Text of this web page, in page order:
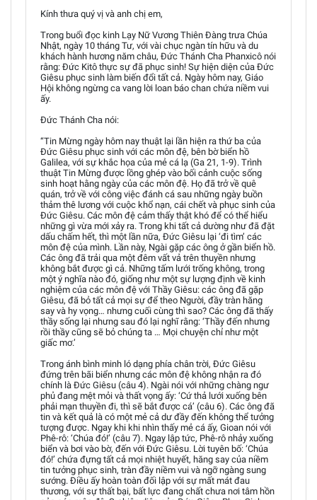
Kính thưa quý vị và anh chị em,
Trong buổi đọc kinh Lạy Nữ Vương Thiên Đàng trưa Chúa
Nhật, ngày 10 tháng Tư, với vài chục ngàn tín hữu và du
khách hành hương năm châu, Đức Thánh Cha Phanxicô nói
rằng: Đức Kitô thực sự đã phục sinh! Sự hiện diện của Đức
Giêsu phục sinh làm biến đổi tất cả. Ngày hôm nay, Giáo
Hội không ngừng ca vang lời loan báo chan chứa niềm vui
ấy.
Đức Thánh Cha nói:
“Tin Mừng ngày hôm nay thuật lại lần hiện ra thứ ba của
Đức Giêsu phục sinh với các môn đệ, bên bờ biển hồ
Galilea, với sự khắc họa của mẻ cá lạ (Ga 21, 1-9). Trình
thuật Tin Mừng được lồng ghép vào bối cảnh cuộc sống
sinh hoạt hằng ngày của các môn đệ. Họ đã trở về quê
quán, trở về với công việc đánh cá sau những ngày buồn
thảm thê lương với cuộc khổ nạn, cái chết và phục sinh của
Đức Giêsu. Các môn đệ cảm thấy thật khó để có thể hiểu
những gì vừa mới xảy ra. Trong khi tất cả dường như đã đặt
dấu chấm hết, thì một lần nữa, Đức Giêsu lại ‘đi tìm’ các
môn đệ của mình. Lần này, Ngài gặp các ông ở gần biển hồ.
Các ông đã trải qua một đêm vất vả trên thuyền nhưng
không bắt được gì cả. Những tấm lưới trống không, trong
một ý nghĩa nào đó, giống như một sự lượng định về kinh
nghiệm của các môn đệ với Thầy Giêsu: các ông đã gặp
Giêsu, đã bỏ tất cả mọi sự để theo Người, đầy tràn hăng
say và hy vọng… nhưng cuối cùng thì sao? Các ông đã thấy
thầy sống lại nhưng sau đó lại nghĩ rằng: ‘Thầy đến nhưng
rồi thầy cũng sẽ bỏ chúng ta … Mọi chuyện chỉ như một
giấc mơ.’
Trong ánh bình minh ló dạng phía chân trời, Đức Giêsu
đứng trên bãi biển nhưng các môn đệ không nhận ra đó
chính là Đức Giêsu (câu 4). Ngài nói với những chàng ngư
phủ đang mệt mỏi và thất vọng ấy: ‘Cứ thả lưới xuống bên
phải mạn thuyền đi, thì sẽ bắt được cá’ (câu 6). Các ông đã
tin và kết quả là có một mẻ cả dư đầy đến không thể tưởng
tượng được. Ngay khi khi nhìn thấy mẻ cá ấy, Gioan nói với
Phê-rô: ‘Chúa đó!’ (câu 7). Ngay lập tức, Phê-rô nhảy xuống
biển và bơi vào bờ, đến với Đức Giêsu. Lời tuyên bố: ‘Chúa
đó!’ chứa đựng tất cả mọi nhiệt huyết, hăng say của niềm
tin tưởng phục sinh, tràn đầy niềm vui và ngỡ ngàng sung
sướng. Điều ấy hoàn toàn đối lập với sự mất mát đau
thương, với sự thất bại, bất lực đang chất chưa nơi tâm hồn